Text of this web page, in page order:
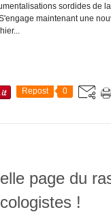
sordides de
maintenant une
Repost 0
page du
!